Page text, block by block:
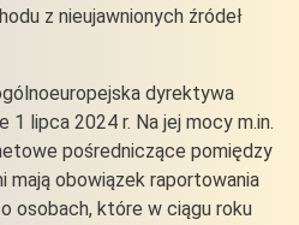
z nieujawnionych źródeł
dyrektywa
1 lipca 2024 r. Na jej mocy m.in.
pośredniczące pomiędzy
mają obowiązek raportowania
osobach, które w ciągu roku